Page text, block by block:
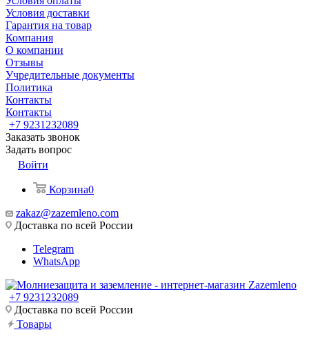
Условия доставки
Гарантия на товар
Компания
О компании
Отзывы
Учредительные документы
Политика
Контакты
Контакты
+7 9231232089
Заказать звонок
Задать вопрос
Войти
Корзина0
zakaz@zazemleno.com
Доставка по всей России
Telegram
WhatsApp
+7 9231232089
Доставка по всей России
Товары